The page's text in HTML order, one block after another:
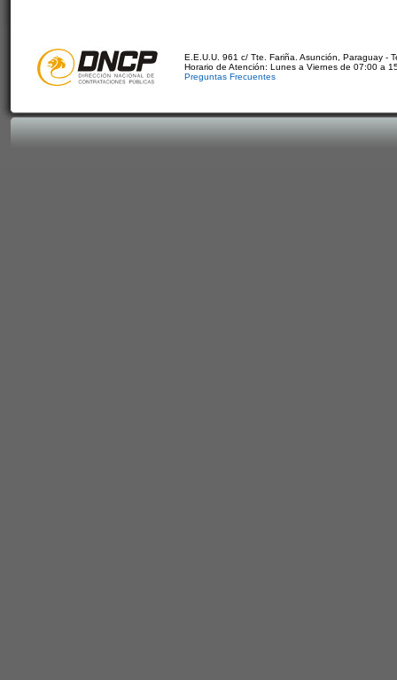
E.E.U.U. 961 c/ Tte. Fariña. Asunción, Paraguay -
Horario de Atención: Lunes a Viernes de 07:00 a
Preguntas Frecuentes